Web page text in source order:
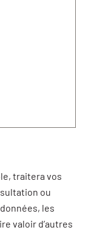
traitera vos
ou
les
valoir d’autres